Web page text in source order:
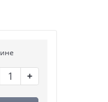
+